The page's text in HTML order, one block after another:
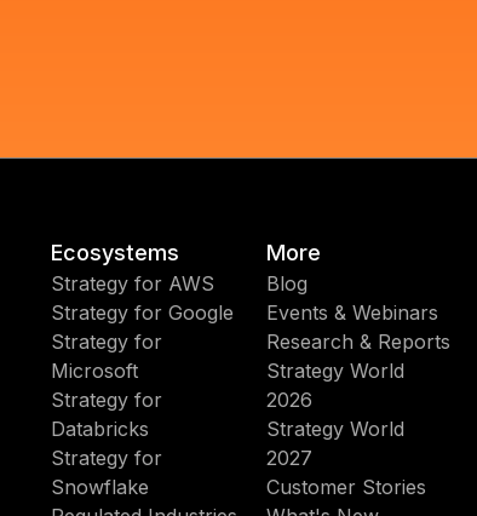
Ecosystems
Strategy for AWS
Strategy for Google
Strategy for
Microsoft
Strategy for
Databricks
Strategy for
Snowflake
More
Blog
Events & Webinars
Research & Reports
Strategy World
2026
Strategy World
2027
Customer Stories